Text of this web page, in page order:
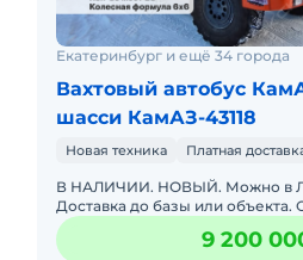
Екатеринбург и ещё 34 города
Вахтовый автобус
шасси КамАЗ-43118
Новая техника Платная
В НАЛИЧИИ. НОВЫЙ. Можно в
Доставка до базы или объекта.
"МирСпецТехники" является
официальным дилером по
9 200